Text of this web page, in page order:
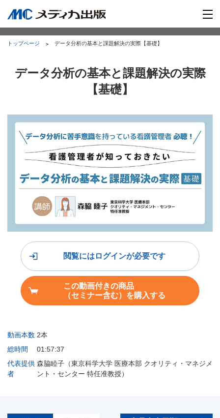
トップページ データ分析の基本と課題解決の実際【基礎】
データ分析の基本と課題解決の実際
【基礎】
動画本数 2本
総時間
01:57:37
代表提供
者
森脇睦子（東京科学大学 医療本部 クオリティ・マネジメ
ント・センター 特任准教授）
閲覧にはログインが必要です
この動画付きの商品
（セミナー含む）を購入する